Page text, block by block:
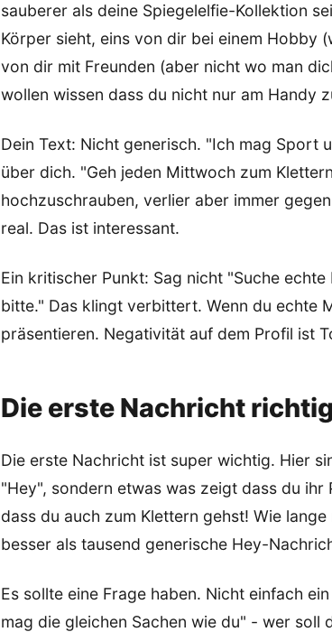
sauberer als deine Spiegelelfie-Kollektion
Körper sieht, eins von dir bei einem Hobby
von dir mit Freunden (aber nicht wo man
wollen wissen dass du nicht nur am Handy
Dein Text: Nicht generisch. "Ich mag Sport
über dich. "Geh jeden Mittwoch zum
hochzuschrauben, verlier aber immer
real. Das ist interessant.
Ein kritischer Punkt: Sag nicht "Suche
bitte." Das klingt verbittert. Wenn du echte
präsentieren. Negativität auf dem Profil ist
Die erste Nachricht
Die erste Nachricht ist super wichtig. Hier
"Hey", sondern etwas was zeigt dass du
dass du auch zum Klettern gehst! Wie
besser als tausend generische Hey-
Es sollte eine Frage haben. Nicht einfach
mag die gleichen Sachen wie du" - wer